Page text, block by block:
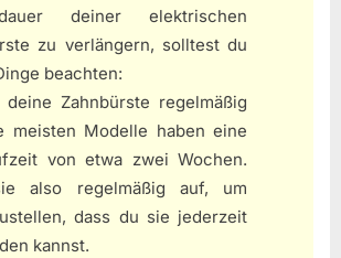
deiner elektrischen
zu verlängern, solltest du
beachten:
deine Zahnbürste regelmäßig
meisten Modelle haben eine
von etwa zwei Wochen.
also regelmäßig auf, um
dass du sie jederzeit
kannst.